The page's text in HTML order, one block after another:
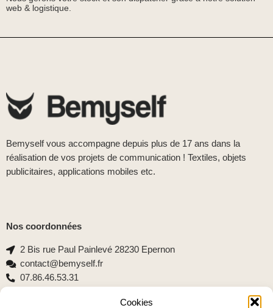
Cookies
web & logistique.
Bemyself vous accompagne depuis plus de 17 ans dans la
réalisation de vos projets de communication ! Textiles, objets
publicitaires, applications mobiles etc.
Nos coordonnées
2 Bis rue Paul Painlevé 28230 Epernon
contact@bemyself.fr
07.86.46.53.31